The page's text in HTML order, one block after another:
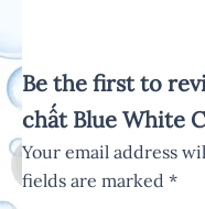
Be the first to
chất Blue White
Your email address
fields are marked *